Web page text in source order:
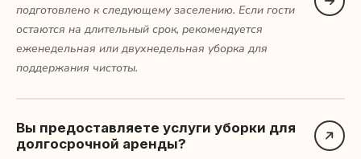
подготовлено к следующему заселению. Если гости
остаются на длительный срок, рекомендуется
еженедельная или двухнедельная уборка для
поддержания чистоты.
Вы предоставляете услуги уборки для
долгосрочной аренды?